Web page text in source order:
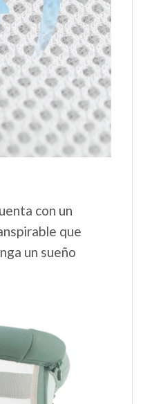
con un
que
un sueño